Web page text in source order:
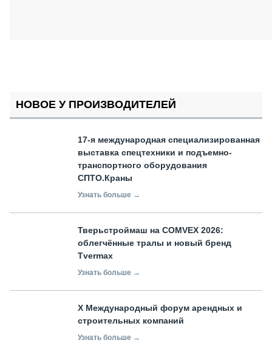
НОВОЕ У ПРОИЗВОДИТЕЛЕЙ
17-я международная специализированная
выставка спецтехники и подъемно-
транспортного оборудования
СПТО.Краны
Узнать больше →
Тверьстроймаш на COMVEX 2026:
облегчённые тралы и новый бренд
Tvermax
Узнать больше →
X Международный форум арендных и
строительных компаний
Узнать больше →